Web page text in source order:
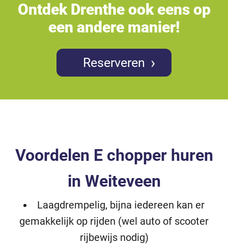
Ontdek Drenthe ook eens op
een andere manier!
Reserveren
Voordelen E chopper huren
in Weiteveen
Laagdrempelig, bijna iedereen kan er
gemakkelijk op rijden (wel auto of scooter
rijbewijs nodig)